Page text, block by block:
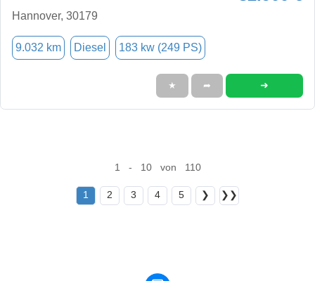
Hannover, 30179
9.032 km Diesel 183 kw (249 PS)
★ ➦ ➜
1 - 10 von 110
1 2 3 4 5 ❯ ❯❯